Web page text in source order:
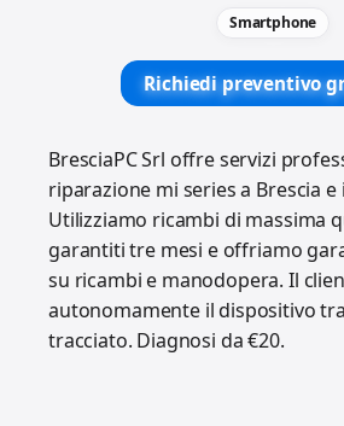
Smartphone
Richiedi preventivo
BresciaPC Srl offre servizi
riparazione mi series a Brescia
Utilizziamo ricambi di massima
garantiti tre mesi e offriamo
su ricambi e manodopera. Il
autonomamente il dispositivo
tracciato. Diagnosi da €20.